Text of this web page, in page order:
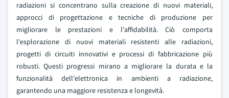
radiazioni si concentrano sulla creazione di nuovi materiali,
approcci di progettazione e tecniche di produzione per
migliorare le prestazioni e l'affidabilità. Ciò comporta
l'esplorazione di nuovi materiali resistenti alle radiazioni,
progetti di circuiti innovativi e processi di fabbricazione più
robusti. Questi progressi mirano a migliorare la durata e la
funzionalità dell'elettronica in ambienti a radiazione,
garantendo una maggiore resistenza e longevità.